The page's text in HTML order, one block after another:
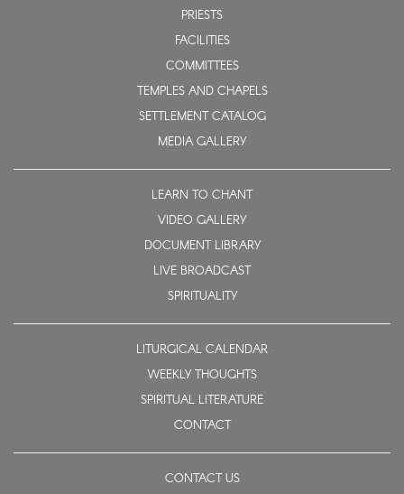
PRIESTS
FACILITIES
COMMITTEES
TEMPLES AND CHAPELS
SETTLEMENT CATALOG
MEDIA GALLERY
LEARN TO CHANT
VIDEO GALLERY
DOCUMENT LIBRARY
LIVE BROADCAST
SPIRITUALITY
LITURGICAL CALENDAR
WEEKLY THOUGHTS
SPIRITUAL LITERATURE
CONTACT
CONTACT US